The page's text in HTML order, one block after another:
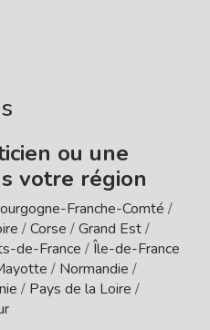
ou une
votre région
Franche-Comté /
/Corse /Grand Est/
de-France /Île-de-France
/ Normandie /
/ Pays de la Loire /